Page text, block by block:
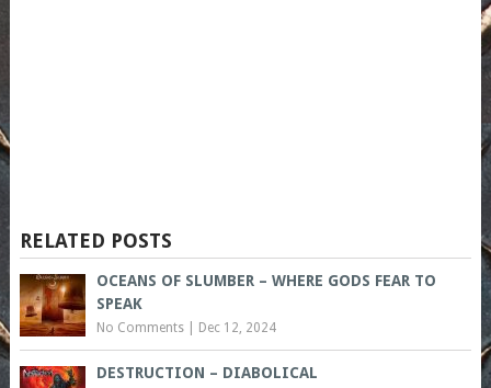
RELATED POSTS
OCEANS OF SLUMBER – WHERE GODS FEAR TO
SPEAK
No Comments| Dec 12, 2024
DESTRUCTION – DIABOLICAL